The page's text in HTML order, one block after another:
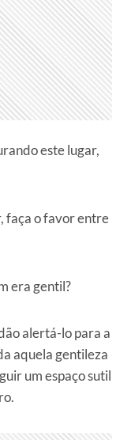
este lugar,
faça o favor entre
era gentil?
alertá-lo para a
aquela gentileza
um espaço sutil